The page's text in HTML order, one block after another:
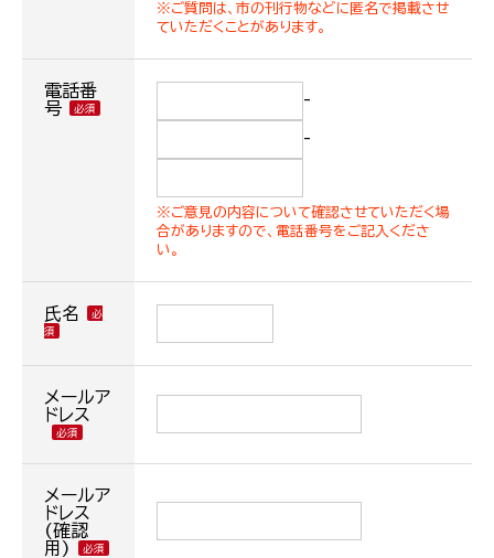
※ご質問は、市の刊行物などに匿名で掲載させ
ていただくことがあります。
電話番
号
-
-
※ご意見の内容について確認させていただく場
合がありますので、電話番号をご記入くださ
い。
氏名
メールア
ドレス
メールア
ドレス
(確認
用)